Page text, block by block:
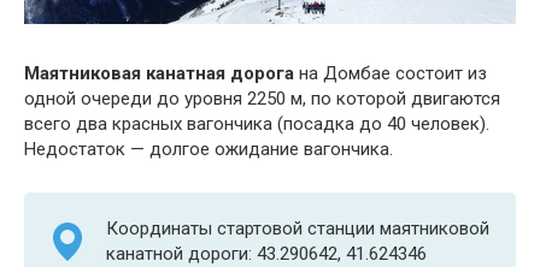
Маятниковая канатная дорога на Домбае состоит из
одной очереди до уровня 2250 м, по которой двигаются
всего два красных вагончика (посадка до 40 человек).
Недостаток — долгое ожидание вагончика.
Координаты стартовой станции маятниковой
канатной дороги: 43.290642, 41.624346